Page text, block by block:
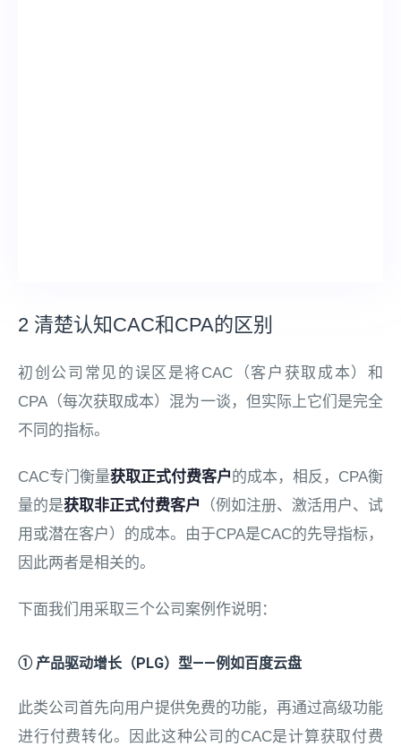
2 清楚认知CAC和CPA的区别
初创公司常见的误区是将CAC（客户获取成本）和
CPA（每次获取成本）混为一谈，但实际上它们是完全
不同的指标。
CAC专门衡量获取正式付费客户的成本，相反，CPA衡
量的是获取非正式付费客户
（例如注册、激活用户、试
用或潜在客户）的成本。由于CPA是CAC的先导指标，
因此两者是相关的。
下面我们用采取三个公司案例作说明：
① 产品驱动增长（PLG）型——例如百度云盘
此类公司首先向用户提供免费的功能，再通过高级功能
进行付费转化。因此这种公司的CAC是计算获取付费